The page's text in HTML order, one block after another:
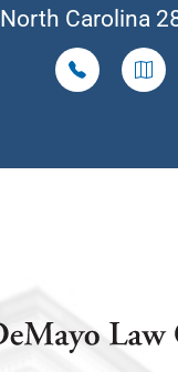
North Carolina